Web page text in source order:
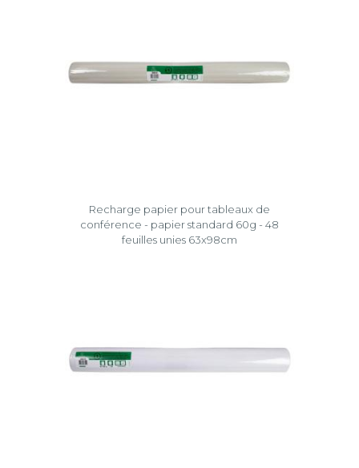
Recharge papier pour tableaux de
conférence - papier standard 60g - 48
feuilles unies 63x98cm